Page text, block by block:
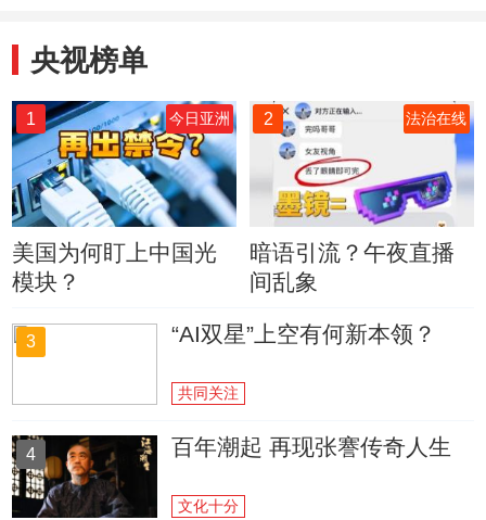
央视榜单
1 今日亚洲
美国为何盯上中国光
模块？
2 法治在线
暗语引流？午夜直播
间乱象
3 “AI双星”上空有何新本领？
共同关注
4 百年潮起 再现张謇传奇人生
文化十分